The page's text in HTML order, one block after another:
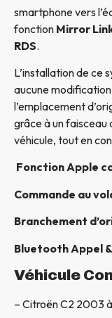
smartphone vers
fonction Mirror
RDS.
L’installation de ce
aucune
l’emplacement
grâce à un faisceau
véhicule, tout en
Fonction Apple
Commande au
Branchement
Bluetooth Appel
Véhicule
– Citroën C2 2003